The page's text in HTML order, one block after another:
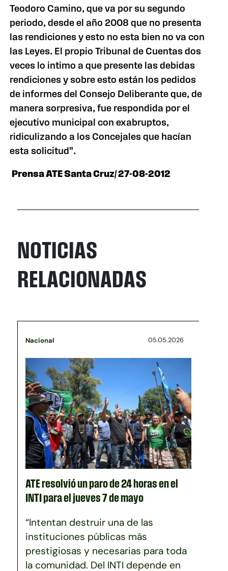
Teodoro Camino, que va por su segundo
periodo, desde el año 2008 que no presenta
las rendiciones y esto no esta bien no va con
las Leyes. El propio Tribunal de Cuentas dos
veces lo intimo a que presente las debidas
rendiciones y sobre esto están los pedidos
de informes del Consejo Deliberante que, de
manera sorpresiva, fue respondida por el
ejecutivo municipal con exabruptos,
ridiculizando a los Concejales que hacían
esta solicitud”.
Prensa ATE Santa Cruz/ 27-08-2012
NOTICIAS
RELACIONADAS
Nacional 05.05.2026
ATE resolvió un paro de 24 horas en el
INTI para el jueves 7 de mayo
“Intentan destruir una de las
instituciones públicas más
prestigiosas y necesarias para toda
la comunidad. Del INTI depende en